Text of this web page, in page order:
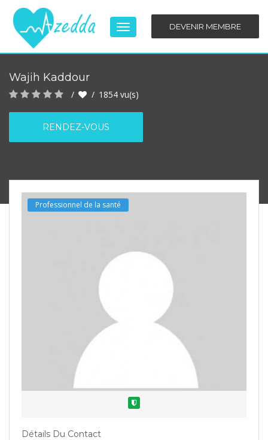
Basculer
la
navigation
DEVENIR MEMBRE
Wajih Kaddour
1854 vu(s)
RENDEZ-VOUS
Professionnel de la santé
Détails Du Contact